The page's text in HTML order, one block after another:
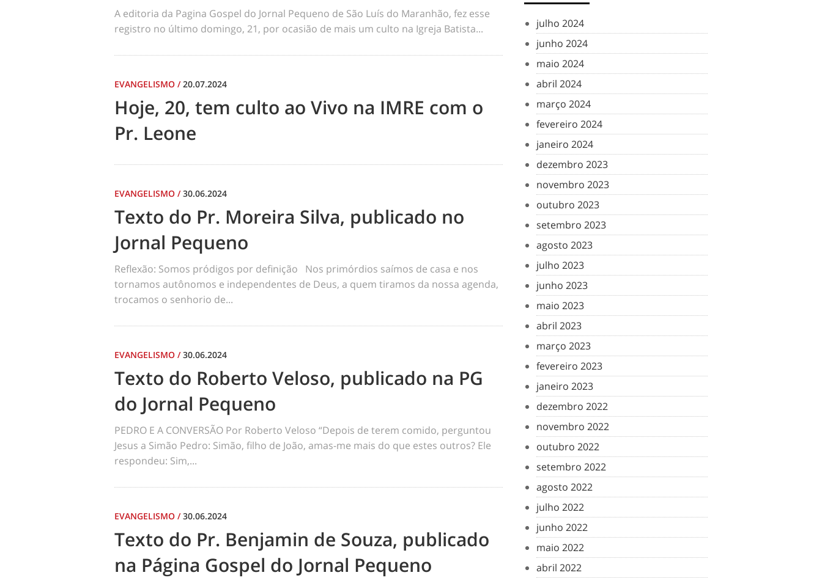
A editoria da Pagina Gospel do Jornal Pequeno de São Luís do Maranhão, fez esse
registro no último domingo, 21, por ocasião de mais um culto na Igreja Batista...
EVANGELISMO /20.07.2024
Hoje, 20, tem culto ao Vivo na IMRE com o
Pr. Leone
EVANGELISMO /30.06.2024
Texto do Pr. Moreira Silva, publicado no
Jornal Pequeno
Reflexão: Somos pródigos por definição Nos primórdios saímos de casa e nos
tornamos autônomos e independentes de Deus, a quem tiramos da nossa agenda,
trocamos o senhorio de...
EVANGELISMO /30.06.2024
Texto do Roberto Veloso, publicado na PG
do Jornal Pequeno
PEDRO E A CONVERSÃO Por Roberto Veloso “Depois de terem comido, perguntou
Jesus a Simão Pedro: Simão, filho de João, amas-me mais do que estes outros? Ele
respondeu: Sim,...
EVANGELISMO /30.06.2024
Texto do Pr. Benjamin de Souza, publicado
na Página Gospel do Jornal Pequeno
julho 2024
junho 2024
maio 2024
abril 2024
março 2024
fevereiro 2024
janeiro 2024
dezembro 2023
novembro 2023
outubro 2023
setembro 2023
agosto 2023
julho 2023
junho 2023
maio 2023
abril 2023
março 2023
fevereiro 2023
janeiro 2023
dezembro 2022
novembro 2022
outubro 2022
setembro 2022
agosto 2022
julho 2022
junho 2022
maio 2022
abril 2022